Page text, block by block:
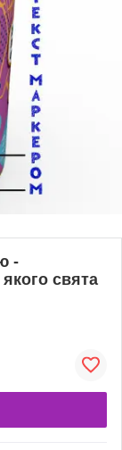
-
свята